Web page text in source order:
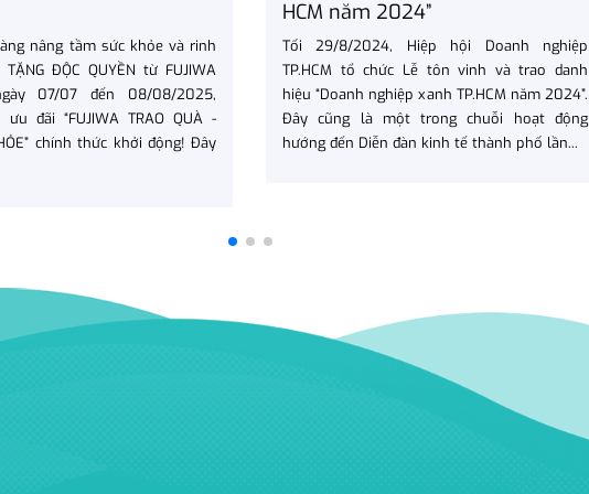
nâng tầm sức khỏe và rinh
ĐỘC QUYỀN từ FUJIWA
07/07 đến 08/08/2025,
đãi “FUJIWA TRAO QUÀ -
chính thức khởi động! Đây
HCM năm 2024”
Tối 29/8/2024, Hiệp hội Doanh nghiệp
TP.HCM tổ chức Lễ tôn vinh và trao danh
hiệu “Doanh nghiệp xanh TP.HCM năm 2024”.
Đây cũng là một trong chuỗi hoạt động
hướng đến Diễn đàn kinh tế thành phố lần...